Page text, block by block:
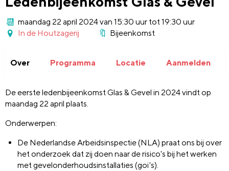
maandag 22 april 2024 van 15:30 uur tot 19:30 uur
In de Houtzagerij
Bijeenkomst
Over Programma Locatie Aanmelden
De eerste ledenbijeenkomst Glas & Gevel in 2024 vindt op
maandag 22 april plaats.
Onderwerpen:
De Nederlandse Arbeidsinspectie (NLA) praat ons bij over
het onderzoek dat zij doen naar de risico's bij het werken
met gevelonderhoudsinstallaties (goi's).